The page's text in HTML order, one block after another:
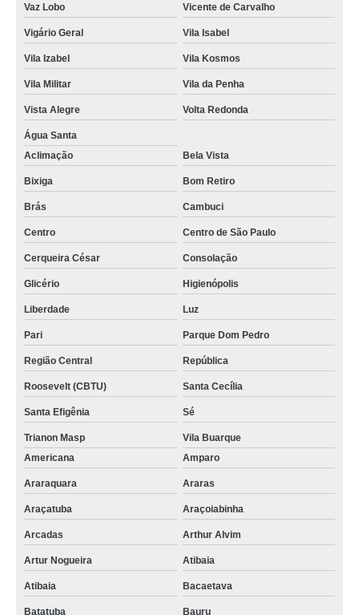
Vaz Lobo Vicente de Carvalho
Vigário Geral Vila Isabel
Vila Izabel Vila Kosmos
Vila Militar Vila da Penha
Vista Alegre Volta Redonda
Água Santa
Aclimação
Bela Vista
Bixiga Bom Retiro
Brás Cambuci
Centro Centro de São Paulo
Cerqueira César Consolação
Glicério Higienópolis
Liberdade Luz
Pari Parque Dom Pedro
Região Central República
Roosevelt (CBTU) Santa Cecília
Santa Efigênia Sé
Trianon Masp
Vila Buarque
Americana
Amparo
Araraquara Araras
Araçatuba Araçoiabinha
Arcadas Arthur Alvim
Artur Nogueira Atibaia
Atibaia Bacaetava
Batatuba Bauru